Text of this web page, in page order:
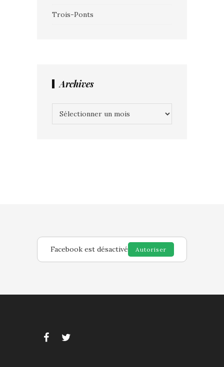
Trois-Ponts
Archives
Facebook est désactivé Autoriser